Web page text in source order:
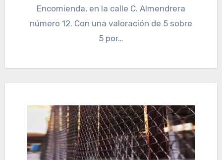
Encomienda, en la calle C. Almendrera
número 12. Con una valoración de 5 sobre
5 por…